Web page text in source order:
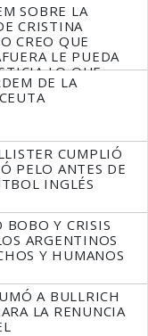
SOBRE LA
CRISTINA
CREO QUE
LE PUEDA
LO QUE
DE LA
CUMPLIÓ
PELO ANTES DE
INGLÉS
BOBO Y CRISIS
ARGENTINOS
Y HUMANOS
A BULLRICH
LA RENUNCIA